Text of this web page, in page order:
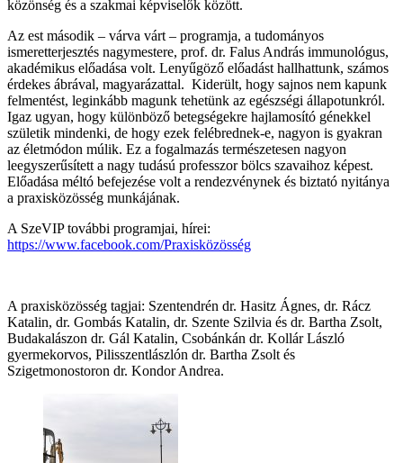
közönség és a szakmai képviselők között.
Az est második – várva várt – programja, a tudományos
ismeretterjesztés nagymestere, prof. dr. Falus András immunológus,
akadémikus előadása volt. Lenyűgöző előadást hallhattunk, számos
érdekes ábrával, magyarázattal. Kiderült, hogy sajnos nem kapunk
felmentést, leginkább magunk tehetünk az egészségi állapotunkról.
Igaz ugyan, hogy különböző betegségekre hajlamosító génekkel
születik mindenki, de hogy ezek felébrednek-e, nagyon is gyakran
az életmódon múlik. Ez a fogalmazás természetesen nagyon
leegyszerűsített a nagy tudású professzor bölcs szavaihoz képest.
Előadása méltó befejezése volt a rendezvénynek és biztató nyitánya
a praxisközösség munkájának.
A SzeVIP további programjai, hírei:
https://www.facebook.com/Praxisközösség
A praxisközösség tagjai: Szentendrén dr. Hasitz Ágnes, dr. Rácz
Katalin, dr. Gombás Katalin, dr. Szente Szilvia és dr. Bartha Zsolt,
Budakalászon dr. Gál Katalin, Csobánkán dr. Kollár László
gyermekorvos, Pilisszentlászlón dr. Bartha Zsolt és
Szigetmonostoron dr. Kondor Andrea.